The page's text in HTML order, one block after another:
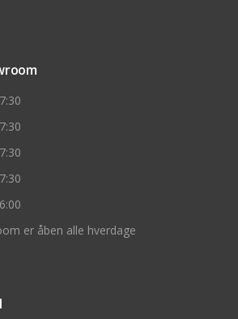
er åben alle hverdage